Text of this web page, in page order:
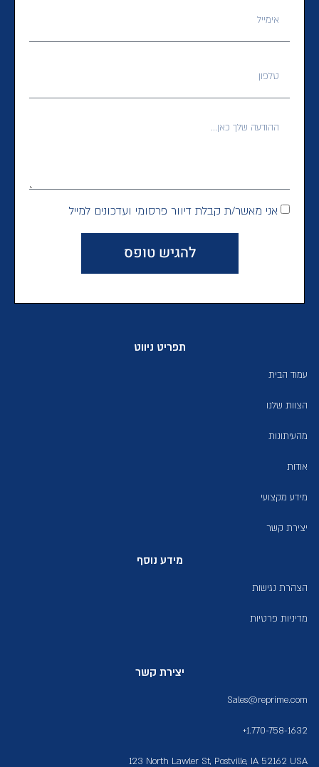
אני מאשר/ת קבלת דיוור פרסומי ועדכונים למייל
להגיש טופס
תפריט ניווט
עמוד הבית
הצוות שלנו
מהעיתונות
אודות
מידע מקצועי
יצירת קשר
מידע נוסף
הצהרת נגישות
מדיניות פרטיות
יצירת קשר
Sales@reprime.com
+1.770-758-1632
123 North Lawler St, Postville, IA 52162 USA